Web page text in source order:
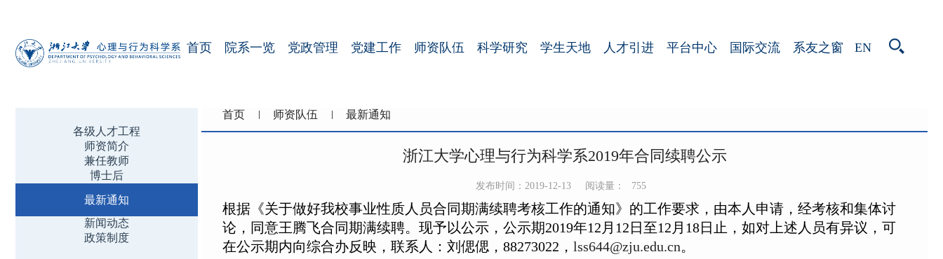
首页 院系一览 党政管理 党建工作 师资队伍 科学研究 学生天地 人才引进 平台中心 国际交流 系友之窗 EN
各级人才工程
师资简介
兼任教师
博士后
最新通知
新闻动态
政策制度
首页 师资队伍 最新通知
浙江大学心理与行为科学系2019年合同续聘公示
发布时间：2019-12-13 阅读量： 755
根据《关于做好我校事业性质人员合同期满续聘考核工作的通知》的工作要求，由本人申请，经考核和集体讨
论，同意王腾飞合同期满续聘。现予以公示，公示期2019年12 月 12 日至12 月18日止，如对上述人员有异议，可
在公示期内向综合办反映，联系人：刘偲偲， 88273022 ， lss644@zju.edu.cn。